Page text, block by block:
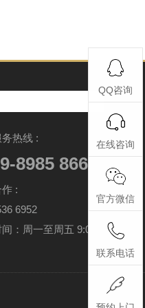
热线 :
8985 8666
:
6952
：周一至周五 9:00-17:30
QQ咨询
在线咨询
官方微信
联系电话